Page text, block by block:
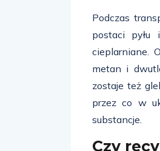
Podczas
postaci pyłu
cieplarniane.
metan i
zostaje też
przez co w
substancje.
Czy